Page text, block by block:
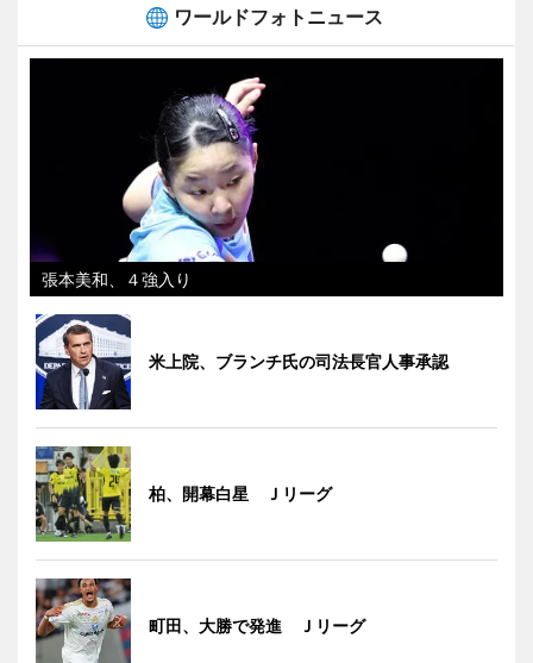
ワールドフォトニュース
張本美和、４強入り
米上院、ブランチ氏の司法長官人事承認
柏、開幕白星 Ｊリーグ
町田、大勝で発進 Ｊリーグ